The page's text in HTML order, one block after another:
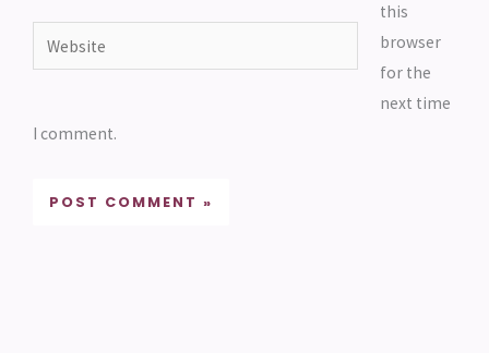
Website
this
browser
for the
next time
I comment.